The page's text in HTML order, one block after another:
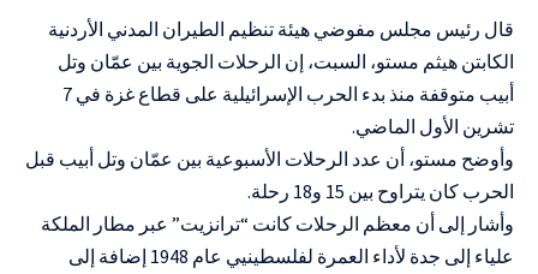
قال رئيس مجلس مفوضي هيئة تنظيم الطيران المدني الأردنية
الكابتن هيثم مستو، السبت، إن الرحلات الجوية بين عمّان وتل
أبيب متوقفة منذ بدء الحرب الإسرائيلية على قطاع غزة في 7
تشرين الأول الماضي.
وأوضح مستو، أن عدد الرحلات الأسبوعية بين عمّان وتل أبيب قبل
الحرب كان يتراوح بين 15 و18 رحلة.
وأشار إلى أن معظم الرحلات كانت “ترانزيت” عبر مطار الملكة
علياء إلى جدة لأداء العمرة لفلسطينيي عام 1948 إضافة إلى